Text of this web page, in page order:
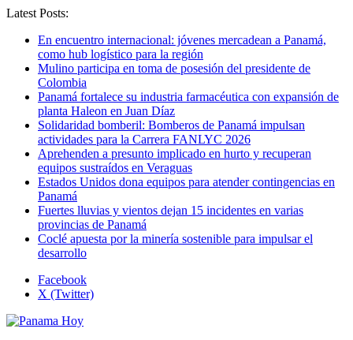
Latest Posts:
En encuentro internacional: jóvenes mercadean a Panamá,
como hub logístico para la región
Mulino participa en toma de posesión del presidente de
Colombia
Panamá fortalece su industria farmacéutica con expansión de
planta Haleon en Juan Díaz
Solidaridad bomberil: Bomberos de Panamá impulsan
actividades para la Carrera FANLYC 2026
Aprehenden a presunto implicado en hurto y recuperan
equipos sustraídos en Veraguas
Estados Unidos dona equipos para atender contingencias en
Panamá
Fuertes lluvias y vientos dejan 15 incidentes en varias
provincias de Panamá
Coclé apuesta por la minería sostenible para impulsar el
desarrollo
Facebook
X (Twitter)